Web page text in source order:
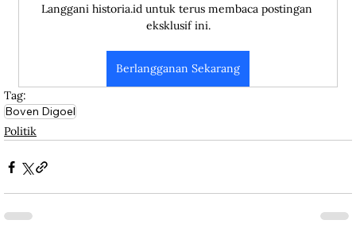
Langgani historia.id untuk terus membaca postingan
eksklusif ini.
Berlangganan Sekarang
Tag:
Boven Digoel
Politik